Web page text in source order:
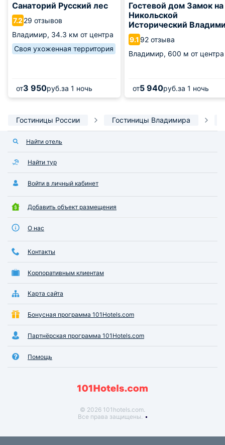
Санаторий Русский лес
7.2 29 отзывов
Владимир, 34.3 км от центра
Своя ухоженная территория
от3 950руб.за 1 ночь
Гостевой дом Замок на
Никольской
Исторический
9.1 92 отзыва
Владимир, 600 м от центра
от5 940руб.за 1 ночь
Гостиницы России Гостиницы Владимира
Найти отель
Найти тур
Войти в личный кабинет
Добавить объект размещения
О нас
Контакты
Корпоративным клиентам
Карта сайта
Бонусная программа 101Hotels.com
Партнёрская программа 101Hotels.com
Помощь
© 2026 101hotels.com.
Все права защищены.